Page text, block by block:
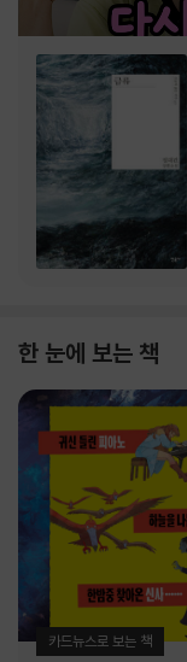
한 눈에 보는 책
카드뉴스로 보는 책